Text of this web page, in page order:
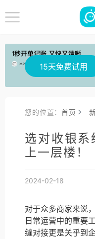
15天免费试用
您的位置：首页
选对收银系
上一层楼！
2024-02-18
对于众多商家来说
日常运营中的重要
缝对接更是关乎到